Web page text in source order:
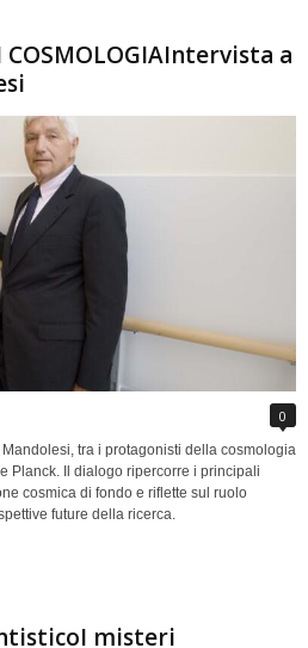
COSMOLOGIAIntervista a
0
tra i protagonisti della cosmologia
Planck. Il dialogo ripercorre i principali
cosmica di fondo e riflette sul ruolo
future della ricerca.
misteri